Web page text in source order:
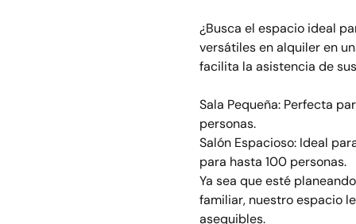
¿Busca el espacio ideal
versátiles en alquiler en
facilita la asistencia de
Sala Pequeña: Perfecta
personas.
Salón Espacioso: Ideal
para hasta 100 personas.
Ya sea que esté
familiar, nuestro espacio
asequibles.